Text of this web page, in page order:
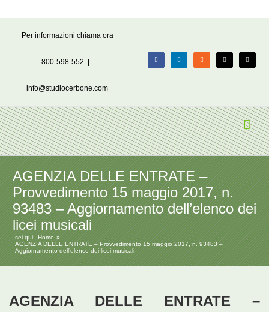
Per informazioni chiama ora
800-598-552
info@studiocerbone.com
FacebookLinkedIn Rss X Email
AGENZIA DELLE ENTRATE –
Provvedimento 15 maggio 2017, n.
93483 – Aggiornamento dell’elenco dei
licei musicali
sei qui: Home
AGENZIA DELLE ENTRATE – Provvedimento 15 maggio 2017, n. 93483 –
Aggiornamento dell’elenco dei licei musicali
AGENZIA DELLE ENTRATE –